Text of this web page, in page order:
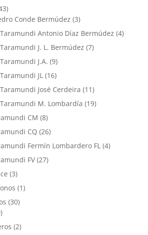
143
productos
Conde Bermúdez 33
productos
Antonio Díaz Bermúdez 44
J. L. Bermúdez 77
J.A. 99
productos
JL 1616
productos
José Cerdeira 1111
productos
M. Lombardía 1919
CM 88
productos
CQ 2626
productos
Fermín Lombardero FL 44
FV 2727
33
productos
11
3030
9
productos
22